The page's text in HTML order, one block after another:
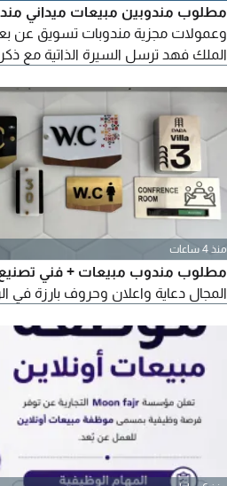
مطلوب مندوبين مبيعات ميداني
وعمولات مجزية مندوبات تسويق عن
الملك فهد ترسل السيرة الذاتية مع
منذ 4 ساعات
مطلوب مندوب مبيعات + فني تصنيع
المجال دعاية واعلان وحروف بارزة في